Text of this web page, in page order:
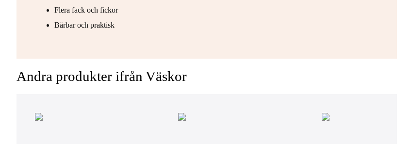
Flera fack och fickor
Bärbar och praktisk
Andra produkter ifrån Väskor